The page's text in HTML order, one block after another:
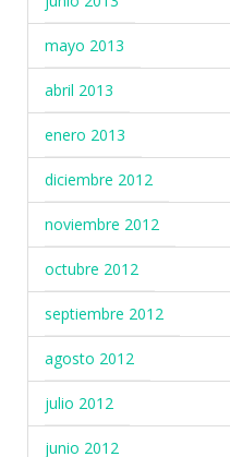
mayo 2013
abril 2013
enero 2013
diciembre 2012
noviembre 2012
octubre 2012
septiembre 2012
agosto 2012
julio 2012
junio 2012